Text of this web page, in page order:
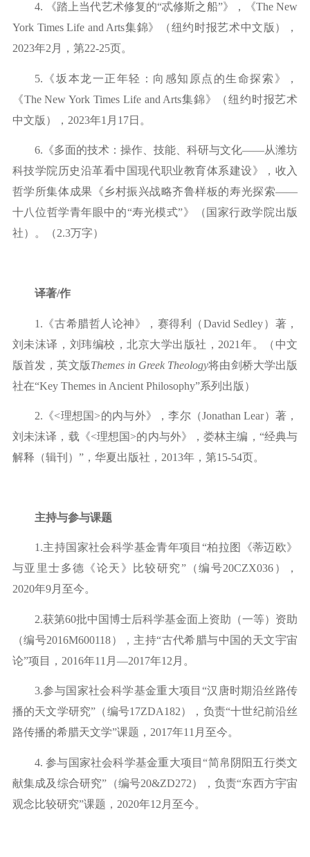
4. 《踏上当代艺术修复的“忒修斯之船”》，《The New
York Times Life and Arts集錦》（纽约时报艺术中文版），
2023年2月，第22-25页。
5.《坂本龙一正年轻：向感知原点的生命探索》，
《The New York Times Life and Arts集錦》（纽约时报艺术
中文版）， 2023年1月1 7日。
6. 《多面的技术：操作、技能、科研与文化——从潍坊
科技学院历史沿革看中国现代职业教育体系建设》，收入
哲学所集体成果《乡村振兴战略齐鲁样板的寿光探索——
十八位哲学青年眼中的“寿光模式”》（国家行政学院出版
社）。（2.3万字）
译著/作
1.《古希腊哲人论神》，赛得利（David Sedley）著，
刘未沫译，刘玮编校，北京大学出版社 ， 2021年。（中文
版首发 ，英文版Themes in Greek Theology将由剑桥大学出版
社在“Key Themes in Ancient Philosophy”系列出版）
2. 《<理想国 >的内与外》，李尔（Jonathan Lear）著，
刘未沫译，载《<理想国 >的内与外》，娄林主编， “经典与
解释（辑刊）”，华夏出版社，2013年，第1 5-54页。
主持与参与课题
1.主持国家社会科学基金青年项目 “柏拉图《蒂迈欧》
与亚里士多德《论天》比较研究”（编号20CZX036 ），
2020年9月至今。
2.获第60批中国博士后科学基金面上资助（一等）资助
（编号2016M600118），主持“古代希腊与中国的天文宇宙
论”项目， 2016年1 1 月 —2017年1 2月。
3.参与国家社会科学基金重大项目“汉唐时期沿丝路传
播的天文学研究”（编号17ZDA182），负责“十世纪前沿丝
路传播的希腊天文学”课题，2017年1 1月至今。
4.参与国家社会科学基金重大项目“简帛阴阳五行类文
献集成及综合研究”（编号20&ZD272），负责“东西方宇宙
观念比较研究”课题，2020年1 2月至今。